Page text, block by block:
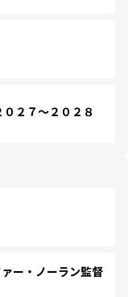
２７～２０２８
ー・ノーラン監督